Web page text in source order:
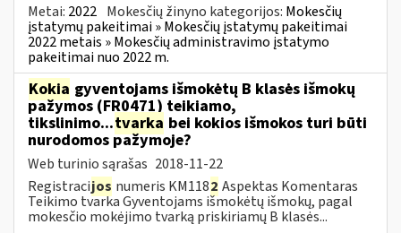
Metai: 2022 Mokesčių žinyno kategorijos: Mokesčių
įstatymų pakeitimai » Mokesčių įstatymų pakeitimai
2022 metais » Mokesčių administravimo įstatymo
pakeitimai nuo 2022 m.
Kokia gyventojams išmokėtų B klasės išmokų
pažymos (FR0471) teikiamo,
tikslinimo...tvarka bei kokios išmokos turi būti
nurodomos pažymoje?
Web turinio sąrašas 2018-11-22
Registracijos numeris KM1182 Aspektas Komentaras
Teikimo tvarka Gyventojams išmokėtų išmokų, pagal
mokesčio mokėjimo tvarką priskiriamų B klasės...